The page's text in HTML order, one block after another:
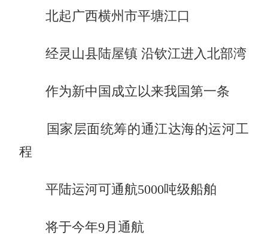
北起广西横州市平塘江口
经灵山县陆屋镇 沿钦江进入北部湾
作为新中国成立以来我国第一条
国家层面统筹的通江达海的运河工
程
平陆运河可通航5000吨级船舶
将于今年9月通航